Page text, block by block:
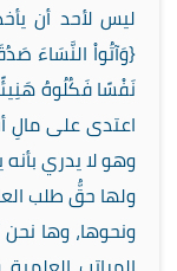
ليس لأحد أن
{وَآتُواْ النَّسَاءَ
اعتدى على مالِ
وهو لا يدري
ولها حقُّ طلب
ونحوها، وها نحن